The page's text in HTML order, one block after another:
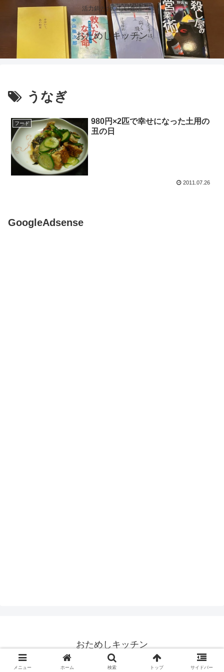
活力鍋とおいしい生活
おためしキッチン
うなぎ
フード
980円×2匹で幸せになった土用の
丑の日
2011.07.26
GoogleAdsense
おためしキッチン
© 2008 おためしキッチン.
メニュー ホーム 検索 トップ サイドバー